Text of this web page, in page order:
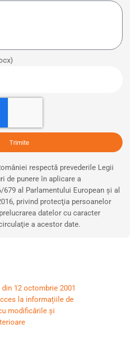
Trimite
respectă prevederile Legii
de punere în aplicare a
679 al Parlamentului European şi al
privind protecţia persoanelor
datelor cu caracter
a acestor date.
din 12 octombrie 2001
la informațiile de
modificările și